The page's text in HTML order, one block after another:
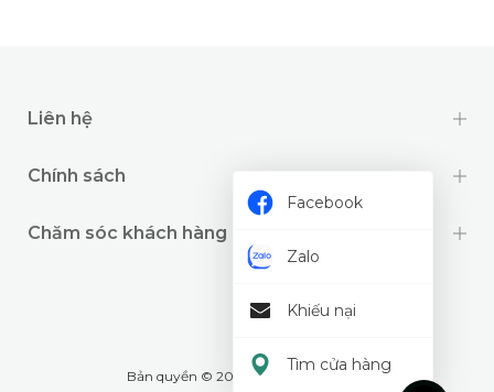
Liên hệ
Chính sách
Chăm sóc khách hàng
Bản quyền © 2024 thuộc về Wookids
Facebook
Zalo
Khiếu nại
Tìm cửa hàng